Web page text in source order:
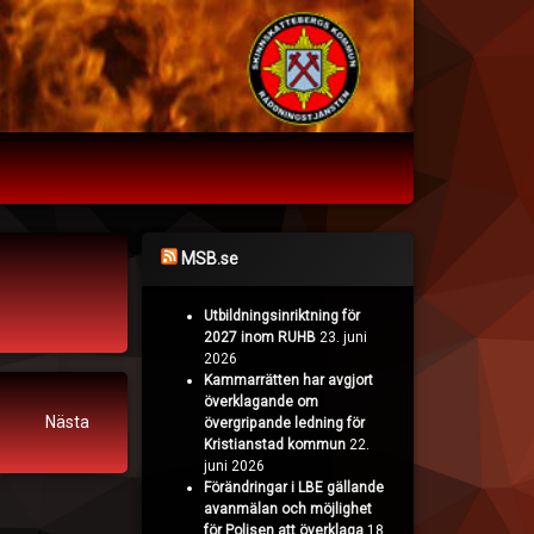
Nästa
MSB.se
Utbildningsinriktning för
2027 inom RUHB 23. juni
2026
Kammarrätten har avgjort
överklagande om
övergripande ledning för
Kristianstad kommun 22.
juni 2026
Förändringar i LBE gällande
avanmälan och möjlighet
för Polisen att överklaga 18.